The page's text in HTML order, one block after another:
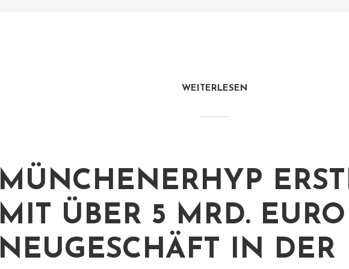
WEITERLESEN
MÜNCHENERHYP
MIT ÜBER 5 MRD. EURO
NEUGESCHÄFT IN DER